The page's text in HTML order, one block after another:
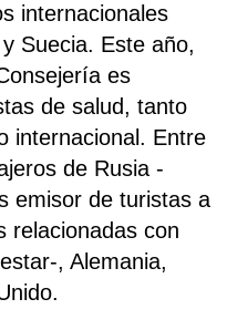
internacionales
Suecia. Este año,
es
de salud, tanto
internacional. Entre
de Rusia -
emisor de turistas a
relacionadas con
, Alemania,